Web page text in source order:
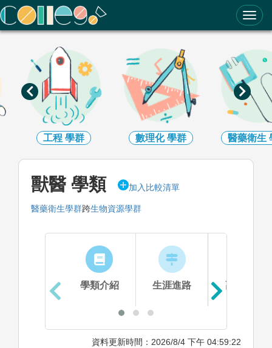
ColleGo! 大學選才與高中育才輔助系統
工程 學群 數理化學群 醫藥衛生
獸醫 學類 加入比較清單
醫藥衛生學群跨生物資源學群
學類介紹 生涯進路 高中準備
資料更新時間：2026/8/4 下午 04:59:22